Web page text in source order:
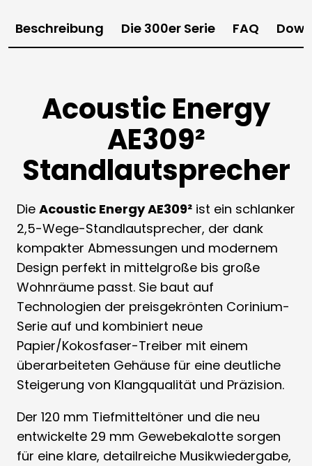
Beschreibung Die 300er Serie FAQ
Acoustic Energy
AE309²
Standlautsprecher
Die Acoustic Energy AE309² ist ein schlanker
2,5-Wege-Standlautsprecher, der dank
kompakter Abmessungen und modernem
Design perfekt in mittelgroße bis große
Wohnräume passt. Sie baut auf
Technologien der preisgekrönten Corinium-
Serie auf und kombiniert neue
Papier/Kokosfaser-Treiber mit einem
überarbeiteten Gehäuse für eine deutliche
Steigerung von Klangqualität und Präzision.
Der 120 mm Tiefmitteltöner und die neu
entwickelte 29 mm Gewebekalotte sorgen
für eine klare, detailreiche Musikwiedergabe,